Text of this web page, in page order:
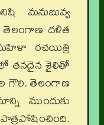
మనుబువ్వ
దళిత
రచయిత్రి
తనదైన శైలితో
గౌరి. తెలంగాణ
ముందుకు